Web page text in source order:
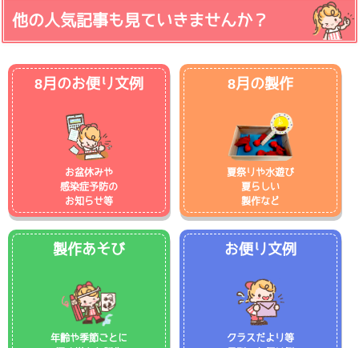
他の人気記事も見ていきませんか？
8月のお便り文例
お盆休みや
感染症予防の
お知らせ等
8月の製作
夏祭りや水遊び
夏らしい
製作など
製作あそび
年齢や季節ごとに
お便り文例
クラスだより等